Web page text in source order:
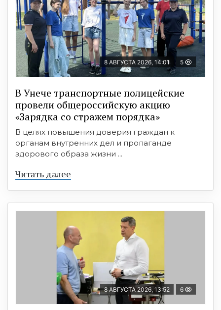
8 АВГУСТА 2026, 14:01 5
В Унече транспортные полицейские
провели общероссийскую акцию
«Зарядка со стражем порядка»
В целях повышения доверия граждан к
органам внутренних дел и пропаганде
здорового образа жизни ...
Читать далее
8 АВГУСТА 2026, 13:52 6